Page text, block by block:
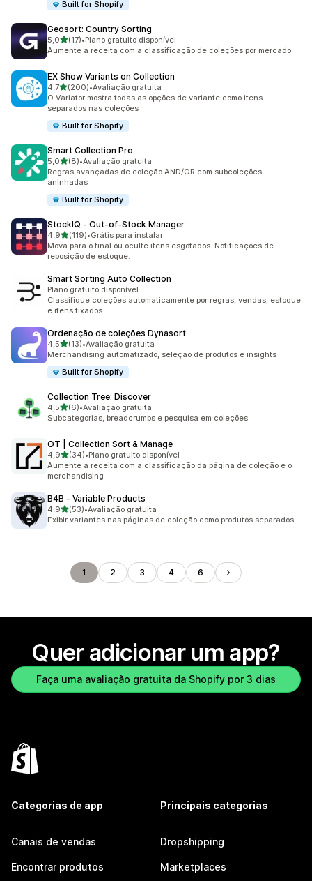
Built for Shopify
Geosort: Country Sorting
5,0de 5 estrelas
(17)
17 avaliações ao todo
•Plano gratuito disponível
Aumente a receita com a classificação de coleções por mercado
EX Show Variants on Collection
4,7de 5 estrelas
(200)
200 avaliações ao todo
•Avaliação gratuita
O Variator mostra todas as opções de variante como itens
separados nas coleções
Built for Shopify
Smart Collection Pro
5,0de 5 estrelas
(8)
8 avaliações ao todo
•Avaliação gratuita
Regras avançadas de coleção AND/OR com subcoleções
aninhadas
Built for Shopify
StockIQ ‑ Out‑of‑Stock Manager
4,9de 5 estrelas
(119)
119 avaliações ao todo
•Grátis para instalar
Mova para o final ou oculte itens esgotados. Notificações de
reposição de estoque.
Smart Sorting Auto Collection
Plano gratuito disponível
Classifique coleções automaticamente por regras, vendas, estoque
e itens fixados
Ordenação de coleções Dynasort
4,5de 5 estrelas
(13)
13 avaliações ao todo
•Avaliação gratuita
Merchandising automatizado, seleção de produtos e insights
Built for Shopify
Collection Tree: Discover
4,5de 5 estrelas
(6)
6 avaliações ao todo
•Avaliação gratuita
Subcategorias, breadcrumbs e pesquisa em coleções
OT | Collection Sort & Manage
4,9de 5 estrelas
(34)
34 avaliações ao todo
•Plano gratuito disponível
Aumente a receita com a classificação da página de coleção e o
merchandising
B4B ‑ Variable Products
4,9de 5 estrelas
(53)
53 avaliações ao todo
•Avaliação gratuita
Exibir variantes nas páginas de coleção como produtos separados
1 2 3 4 6
Quer adicionar um app?
Faça uma avaliação gratuita da Shopify por 3 dias
Categorias de app
Canais de vendas
Encontrar produtos
Principais categorias
Dropshipping
Marketplaces